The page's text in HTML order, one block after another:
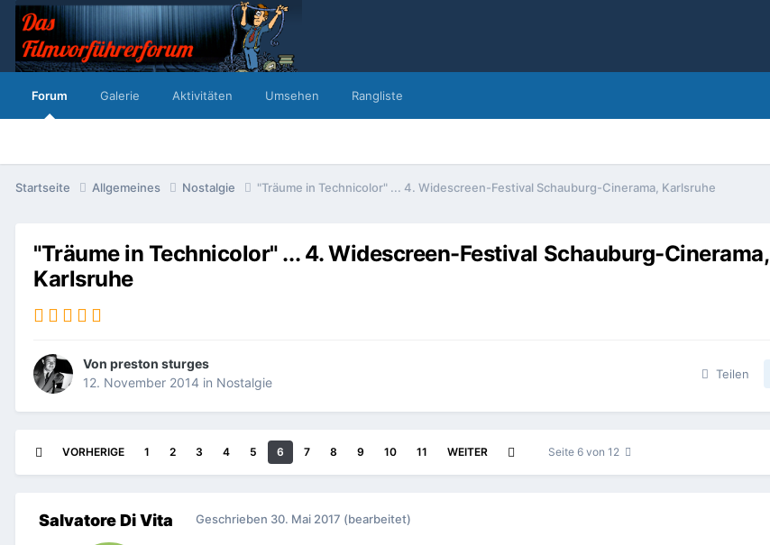
Forum Galerie Aktivitäten Umsehen Rangliste
Startseite Allgemeines Nostalgie "Träume in Technicolor" ... 4. Widescreen-Festival Schauburg-Cinerama, Karlsruhe
"Träume in Technicolor" ... 4. Widescreen-Festival Schauburg-Cinerama,
Karlsruhe
Von preston sturges
12. November 2014 in Nostalgie
Teilen
VORHERIGE 1 2 3 4 5 6 7 8 9 10 11 WEITER Seite 6 von 12
Salvatore Di Vita Geschrieben 30. Mai 2017 (bearbeitet)